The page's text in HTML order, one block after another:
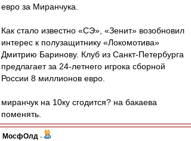
евро за Миранчука.
Как стало известно «СЭ», «Зенит» возобновил
интерес к полузащитнику «Локомотива»
Дмитрию Баринову. Клуб из Санкт-Петербурга
предлагает за 24-летнего игрока сборной
России 8 миллионов евро.
миранчук на 10ку сгодится? на бакаева
поменять.
МосфОлд -